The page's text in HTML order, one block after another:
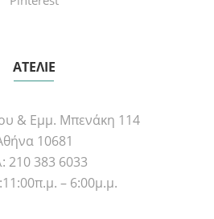
ΑΤΕΛΙΕ
& Εμμ. Μπενάκη 114
10681
210 383 6033
– 6:00μ.μ.